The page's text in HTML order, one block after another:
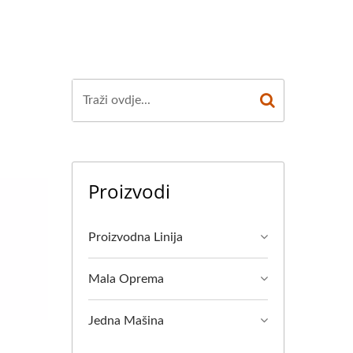
Proizvodi
Proizvodna Linija
Mala Oprema
Jedna Mašina